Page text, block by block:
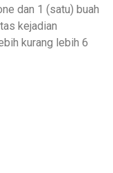
dan 1 (satu) buah
kejadian
kurang lebih 6